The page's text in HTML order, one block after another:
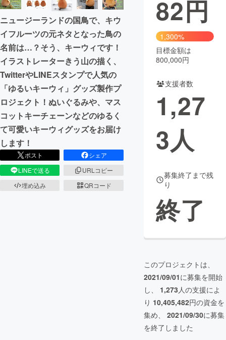
ニュージーランドの国鳥で、キウ
イフルーツの元ネタとなった鳥の
名前は…？そう、キーウィです！
イラストレーターきう山の描く、
TwitterやLINEスタンプで人気の
「ゆるいキーウィ」グッズ製作プ
ロジェクト！ぬいぐるみや、マス
コットキーチェーンなどのゆるく
て可愛いキーウィグッズをお届け
します！
ポスト
シェア
LINEで送る
URLコピー
埋め込み
QRコード
82円
1,300%
目標金額は
800,000円
支援者数
1,27
3人
募集終了まで残
り
終了
このプロジェクトは、
2021/09/01に募集を開始
し、 1,273人の支援によ
り 10,405,482円の資金を
集め、 2021/09/30に募集
を終了しました